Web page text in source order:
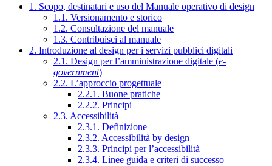
1. Scopo, destinatari e uso del Manuale operativo di design
1.1. Versionamento e storico
1.2. Consultazione del manuale
1.3. Contribuisci al manuale
2. Introduzione al design per i servizi pubblici digitali
2.1. Design per l’amministrazione digitale (e-
government)
2.2. L’approccio progettuale
2.2.1. Buone pratiche
2.2.2. Principi
2.3. Accessibilità
2.3.1. Definizione
2.3.2. Accessibilità by design
2.3.3. Principi per l’accessibilità
2.3.4. Linee guida e criteri di successo